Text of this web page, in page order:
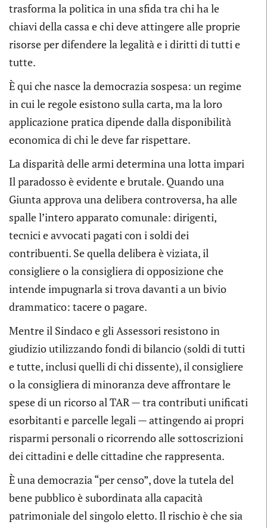
trasforma la politica in una sfida tra chi ha le
chiavi della cassa e chi deve attingere alle proprie
risorse per difendere la legalità e i diritti di tutti e
tutte.
È qui che nasce la democrazia sospesa: un regime
in cui le regole esistono sulla carta, ma la loro
applicazione pratica dipende dalla disponibilità
economica di chi le deve far rispettare.
La disparità delle armi determina una lotta impari
Il paradosso è evidente e brutale. Quando una
Giunta approva una delibera controversa, ha alle
spalle l’intero apparato comunale: dirigenti,
tecnici e avvocati pagati con i soldi dei
contribuenti. Se quella delibera è viziata, il
consigliere o la consigliera di opposizione che
intende impugnarla si trova davanti a un bivio
drammatico: tacere o pagare.
Mentre il Sindaco e gli Assessori resistono in
giudizio utilizzando fondi di bilancio (soldi di tutti
e tutte, inclusi quelli di chi dissente), il consigliere
o la consigliera di minoranza deve affrontare le
spese di un ricorso al TAR — tra contributi unificati
esorbitanti e parcelle legali — attingendo ai propri
risparmi personali o ricorrendo alle sottoscrizioni
dei cittadini e delle cittadine che rappresenta.
È una democrazia “per censo”, dove la tutela del
bene pubblico è subordinata alla capacità
patrimoniale del singolo eletto. Il rischio è che sia